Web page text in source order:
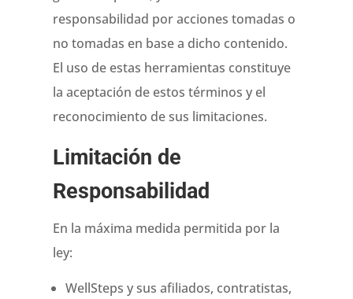
responsabilidad por acciones tomadas o
no tomadas en base a dicho contenido.
El uso de estas herramientas constituye
la aceptación de estos términos y el
reconocimiento de sus limitaciones.
Limitación de
Responsabilidad
En la máxima medida permitida por la
ley:
WellSteps y sus afiliados, contratistas,